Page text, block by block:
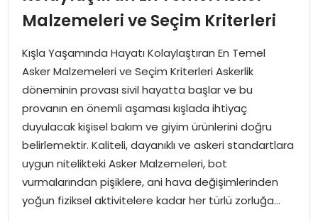
EĞITIM
SPOR
EKONOMI
MAGAZIN
DÜNYA
OTOMOBIL
Malzemeleri ve Seçim Kriterleri
Kışla Yaşamında Hayatı Kolaylaştıran En Temel
Asker Malzemeleri ve Seçim Kriterleri Askerlik
döneminin provası sivil hayatta başlar ve bu
provanın en önemli aşaması kışlada ihtiyaç
duyulacak kişisel bakım ve giyim ürünlerini doğru
belirlemektir. Kaliteli, dayanıklı ve askeri standartlara
uygun nitelikteki Asker Malzemeleri, bot
vurmalarından pişiklere, ani hava değişimlerinden
yoğun fiziksel aktivitelere kadar her türlü zorluğa…